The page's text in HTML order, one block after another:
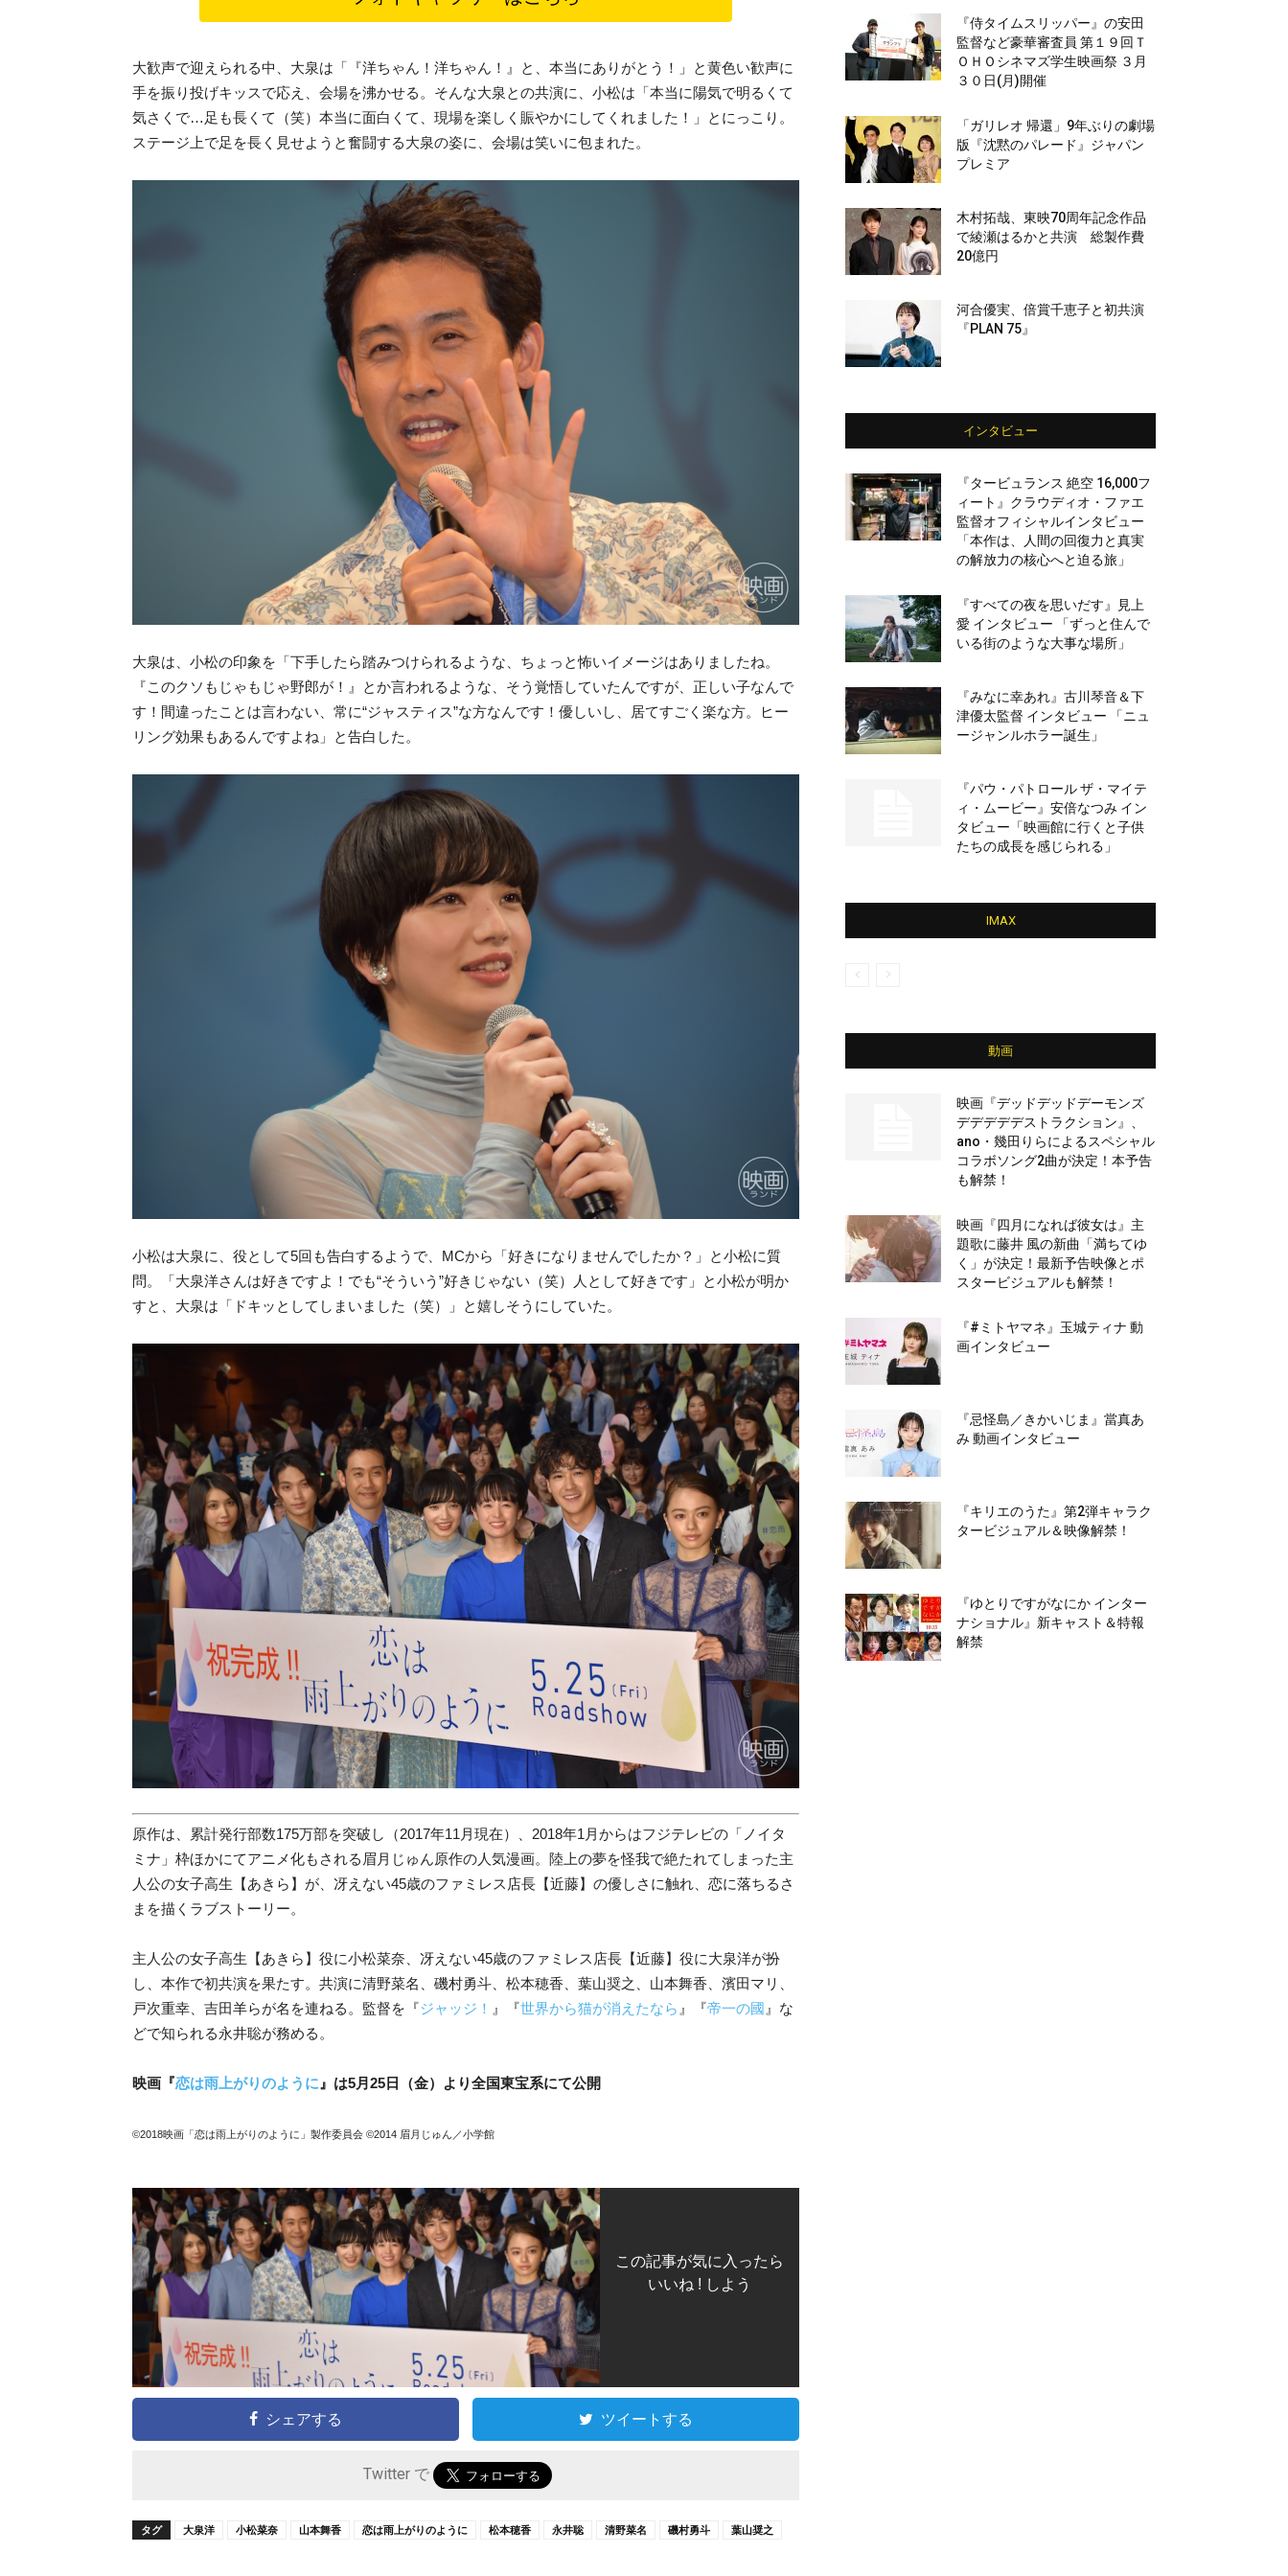
大歓声で迎えられる中、大泉は「『洋ちゃん！洋ちゃん！』と、本当にありがとう！」と黄色い歓声に
手を振り投げキッスで応え、会場を沸かせる。そんな大泉との共演に、小松は「本当に陽気で明るくて
気さくで…足も長くて（笑）本当に面白くて、現場を楽しく賑やかにしてくれました！」とにっこり。
ステージ上で足を長く見せようと奮闘する大泉の姿に、会場は笑いに包まれた。
大泉は、小松の印象を「下手したら踏みつけられるような、ちょっと怖いイメージはありましたね。
『このクソもじゃもじゃ野郎が！』とか言われるような、そう覚悟していたんですが、正しい子なんで
す！間違ったことは言わない、常に“ジャスティス”な方なんです！優しいし、居てすごく楽な方。ヒー
リング効果もあるんですよね」と告白した。
小松は大泉に、役として5回も告白するようで、MCから「好きになりませんでしたか？」と小松に質
問。「大泉洋さんは好きですよ！でも“そういう”好きじゃない（笑）人として好きです」と小松が明か
すと、大泉は「ドキッとしてしまいました（笑）」と嬉しそうにしていた。
原作は、累計発行部数175万部を突破し（2017年11月現在）、2018年1月からはフジテレビの「ノイタ
ミナ」枠ほかにてアニメ化もされる眉月じゅん原作の人気漫画。陸上の夢を怪我で絶たれてしまった主
人公の女子高生【あきら】が、冴えない45歳のファミレス店長【近藤】の優しさに触れ、恋に落ちるさ
まを描くラブストーリー。
主人公の女子高生【あきら】役に小松菜奈、冴えない45歳のファミレス店長【近藤】役に大泉洋が扮
し、本作で初共演を果たす。共演に清野菜名、 磯村勇斗、 松本穂香、 葉山奨之、 山本舞香、 濱田マリ、
戸次重幸、吉田羊らが名を連ねる。監督を『ジャッジ！ 』『世界から猫が消えたなら 』『帝一の國 』な
どで知られる永井聡が務める。
映画『恋は雨上がりのように 』は5月25日（金）より全国東宝系にて公開
©2018映画「恋は雨上がりのように」製作委員会 ©2014 眉月じゅん／小学館
この記事が気に入ったら
いいね ! しよう
シェアする ツイートする
Twitter で
タグ 大泉洋 小松菜奈 山本舞香 恋は雨上がりのように 松本穂香 永井聡 清野菜名 磯村勇斗 葉山奨之
『侍タイムスリッパー』の安田
監督など豪華審査員 第１９回Ｔ
ＯＨＯシネマズ学生映画祭 ３月
３０日(月)開催
「ガリレオ 帰還」9年ぶりの劇場
版『沈黙のパレード』ジャパン
プレミア
木村拓哉、東映70周年記念作品
で綾瀬はるかと共演 総製作費
20億円
河合優実、倍賞千恵子と初共演
『PLAN 75』
インタビュー
『タービュランス 絶空 16,000フ
ィート』クラウディオ・ファエ
監督オフィシャルインタビュー
「本作は、人間の回復力と真実
の解放力の核心へと迫る旅」
『すべての夜を思いだす』見上
愛 インタビュー 「ずっと住んで
いる街のような大事な場所」
『みなに幸あれ』古川琴音＆下
津優太監督 インタビュー 「ニュ
ージャンルホラー誕生」
『パウ・パトロール ザ・マイテ
ィ・ムービー』安倍なつみ イン
タビュー「映画館に行くと子供
たちの成長を感じられる」
IMAX
動画
映画『デッドデッドデーモンズ
デデデデデストラクション』、
ano・幾田りらによるスペシャル
コラボソング2曲が決定！本予告
も解禁！
映画『四月になれば彼女は』主
題歌に藤井 風の新曲「満ちてゆ
く」が決定！最新予告映像とポ
スタービジュアルも解禁！
『#ミトヤマネ』玉城ティナ 動
画インタビュー
『忌怪島／きかいじま』當真あ
み 動画インタビュー
『キリエのうた』第2弾キャラク
タービジュアル＆映像解禁！
『ゆとりですがなにか インター
ナショナル』新キャスト＆特報
解禁